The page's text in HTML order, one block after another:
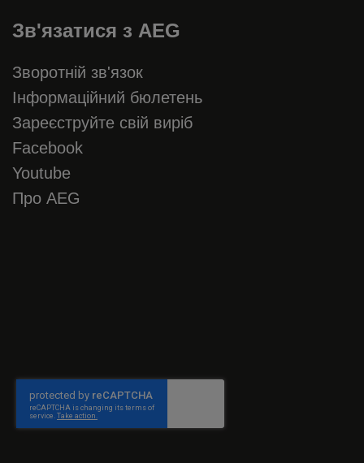
Зв'язатися з AEG
Зворотній зв'язок
Інформаційний бюлетень
Зареєструйте свій виріб
Facebook
Youtube
Про AEG